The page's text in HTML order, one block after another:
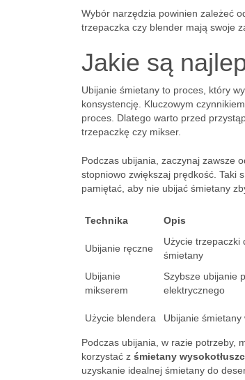
Wybór narzędzia powinien zależeć
trzepaczka czy blender mają swoje
Jakie są
Ubijanie śmietany to proces, który
konsystencję. Kluczowym
proces. Dlatego warto przed
trzepaczkę czy mikser.
Podczas ubijania, zaczynaj zawsze
stopniowo zwiększaj prędkość. Taki
pamiętać, aby nie ubijać śmietany
Technika Opis
Ubijanie ręczne
Użycie trzepaczki
śmietany
Ubijanie
mikserem
Szybsze ubijanie
elektrycznego
Użycie blendera Ubijanie
Podczas ubijania, w razie potrzeby,
korzystać z śmietany
uzyskanie idealnej śmietany do